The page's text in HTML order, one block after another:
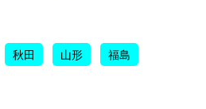
秋田 山形 福島